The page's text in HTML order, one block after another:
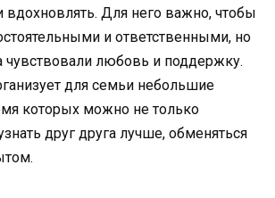
вдохновлять. Для него важно, чтобы
и ответственными, но
чувствовали любовь и поддержку.
для семьи небольшие
которых можно не только
друг друга лучше, обменяться